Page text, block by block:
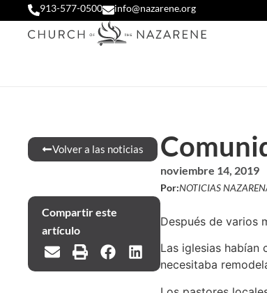
913-577-0500 info@nazarene.org
Volver a las noticias
noviembre 14, 2019
Por:NOTICIAS
Compartir este
artículo
Después de varios
Las iglesias habían
necesitaba